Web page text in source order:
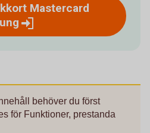
Mastercard
ung
behöver du först
för Funktioner, prestanda